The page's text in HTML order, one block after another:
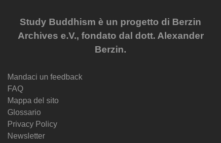
Study Buddhism è un progetto di Berzin
Archives e.V., fondato dal dott. Alexander
Berzin.
Mandaci un feedback
FAQ
Mappa del sito
Glossario
Privacy Policy
Newsletter